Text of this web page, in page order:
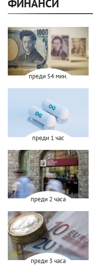
ФИНАНСИ
преди 54 мин.
преди 1 час
преди 2 часа
преди 3 часа